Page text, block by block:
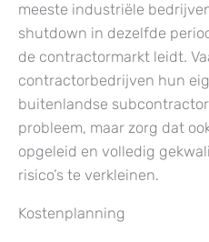
meeste industriële
shutdown in dezelfde
de contractormarkt leidt.
contractorbedrijven hun
buitenlandse
probleem, maar zorg dat
opgeleid en volledig
risico’s te verkleinen.
Kostenplanning